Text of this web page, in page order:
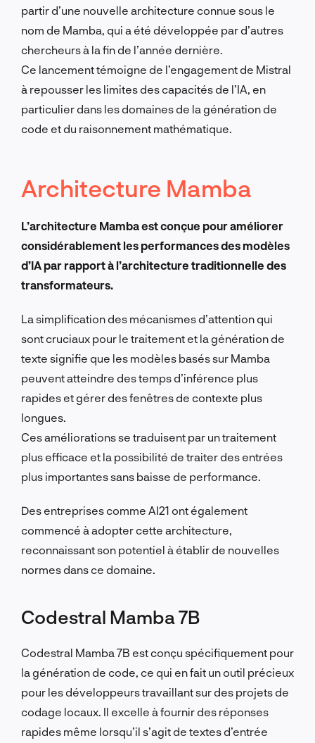
partir d’une nouvelle architecture connue sous le
nom de Mamba, qui a été développée par d’autres
chercheurs à la fin de l’année dernière.
Ce lancement témoigne de l’engagement de Mistral
à repousser les limites des capacités de l’IA, en
particulier dans les domaines de la génération de
code et du raisonnement mathématique.
Architecture Mamba
L’architecture Mamba est conçue pour améliorer
considérablement les performances des modèles
d’IA par rapport à l’architecture traditionnelle des
transformateurs.
La simplification des mécanismes d’attention qui
sont cruciaux pour le traitement et la génération de
texte signifie que les modèles basés sur Mamba
peuvent atteindre des temps d’inférence plus
rapides et gérer des fenêtres de contexte plus
longues.
Ces améliorations se traduisent par un traitement
plus efficace et la possibilité de traiter des entrées
plus importantes sans baisse de performance.
Des entreprises comme AI21 ont également
commencé à adopter cette architecture,
reconnaissant son potentiel à établir de nouvelles
normes dans ce domaine.
Codestral Mamba 7B
Codestral Mamba 7B est conçu spécifiquement pour
la génération de code, ce qui en fait un outil précieux
pour les développeurs travaillant sur des projets de
codage locaux. Il excelle à fournir des réponses
rapides même lorsqu’il s’agit de textes d’entrée